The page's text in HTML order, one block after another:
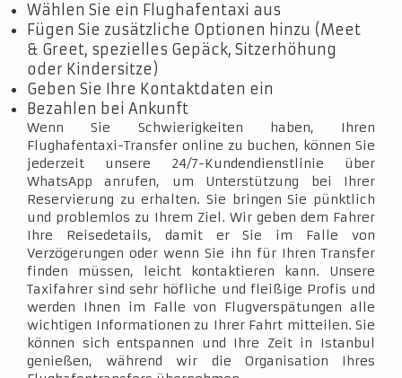
Wählen Sie ein Flughafentaxi aus
Fügen Sie zusätzliche Optionen hinzu (Meet
& Greet, spezielles Gepäck, Sitzerhöhung
oder Kindersitze)
Geben Sie Ihre Kontaktdaten ein
Bezahlen bei Ankunft
Wenn Sie Schwierigkeiten haben, Ihren
Flughafentaxi-Transfer online zu buchen, können Sie
jederzeit unsere 24/7-Kundendienstlinie über
WhatsApp anrufen, um Unterstützung bei Ihrer
Reservierung zu erhalten. Sie bringen Sie pünktlich
und problemlos zu Ihrem Ziel. Wir geben dem Fahrer
Ihre Reisedetails, damit er Sie im Falle von
Verzögerungen oder wenn Sie ihn für Ihren Transfer
finden müssen, leicht kontaktieren kann. Unsere
Taxifahrer sind sehr höfliche und fleißige Profis und
werden Ihnen im Falle von Flugverspätungen alle
wichtigen Informationen zu Ihrer Fahrt mitteilen. Sie
können sich entspannen und Ihre Zeit in Istanbul
genießen, während wir die Organisation Ihres